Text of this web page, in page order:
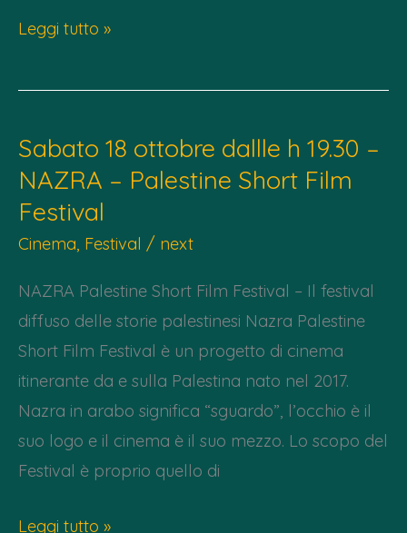
Lunedì
h
–
Presentazione
nuovo
dossier
“Sanitari
per
Gaza”
Leggi tutto »
Sabato 18 ottobre dallle h 19.30 –
NAZRA – Palestine Short Film
Festival
Cinema, Festival / next
NAZRA Palestine Short Film Festival – Il festival
diffuso delle storie palestinesi Nazra Palestine
Short Film Festival è un progetto di cinema
itinerante da e sulla Palestina nato nel 2017.
Nazra in arabo significa “sguardo”, l’occhio è il
suo logo e il cinema è il suo mezzo. Lo scopo del
Festival è proprio quello di
Sabato
Leggi tutto »